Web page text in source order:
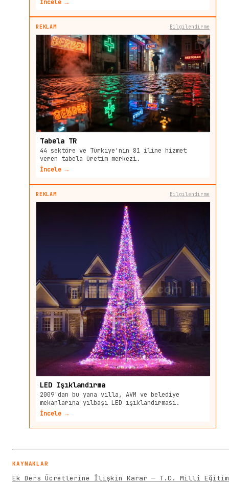
İncele →
REKLAM Bilgilendirme
Tabela TR
44 sektöre ve Türkiye'nin 81 iline hizmet
veren tabela üretim merkezi.
İncele →
REKLAM Bilgilendirme
LED Işıklandırma
2009'dan bu yana villa, AVM ve belediye
mekanlarına yılbaşı LED ışıklandırması.
İncele →
KAYNAKLAR
Ek Ders Ücretlerine İlişkin Karar — T.C. Millî Eğitim